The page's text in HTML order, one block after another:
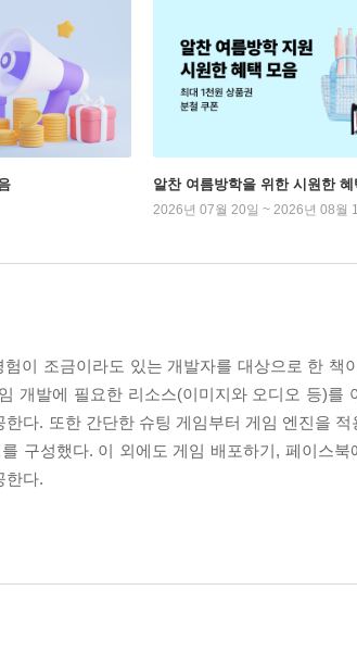
알찬 여름방학을 위한 시원한 혜
2026년 07월 20일 ~ 2026년 08월
이 조금이라도 있는 개발자를 대상으로 한 책
개발에 필요한 리소스(이미지와 오디오 등)를
다. 또한 간단한 슈팅 게임부터 게임 엔진을 적
구성했다. 이 외에도 게임 배포하기, 페이스북
한다.